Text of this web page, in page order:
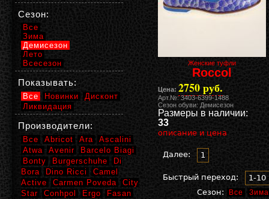
Женские туфли
Roccol
Цена: 2750 руб.
Арт.№: 3403-6399-1488
Сезон обуви: Демисезон
Размеры в наличии:
33
описание и цена
Далее: 1
Быстрый переход:
1-10
Сезон:
Все Зима
Сезон:
Все
Зима
Демисезон
Лето
Всесезон
Показывать:
Все Новинки
Дисконт
Ликвидация
Производители:
Все Abricot Ara
Ascalini
Atwa
Avenir
Barcelo Biagi
Bonty
Burgerschuhe
Di
Bora
Dino Ricci
Camel
Active
Carmen Poveda
City
Star
Conhpol Ergo
Fasan